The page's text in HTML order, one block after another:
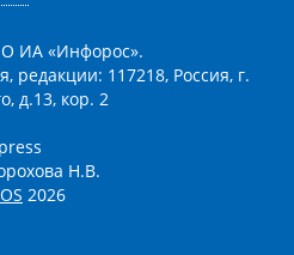
ИА «Инфорос».
редакции: 117218, Россия, г.
д.13, кор. 2
Н.В.
2026